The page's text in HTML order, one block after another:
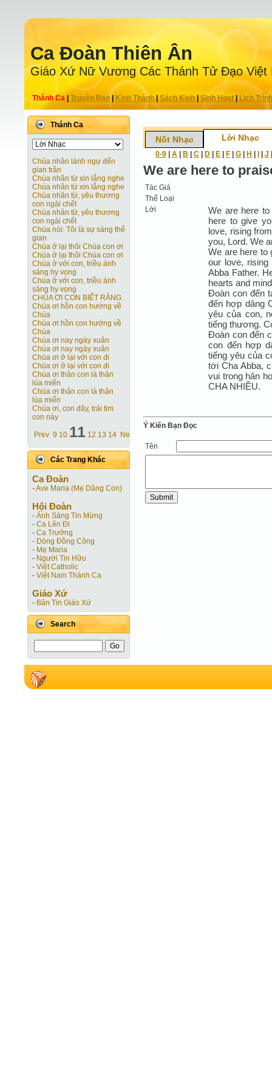
Ca Ðoàn Thiên Ân
Giáo Xứ Nữ Vương Các Thánh Tử Ðạo Việt
Thánh Ca Truyện Ðạo| Kinh Thánh Sách Kinh|Sinh Hoạt| Lịch Trình
Thánh Ca
Chúa nhân lành ngự đến
gian trần
Chúa nhân từ xin lắng nghe
Chúa nhân từ xin lắng nghe
Chúa nhân từ, yêu thương
con ngài chết
Chúa nhân từ, yêu thương
con ngài chết
Chúa nói: Tôi là sự sáng thế
gian
Chúa ở lại thôi Chúa con ơi
Chúa ở lại thôi Chúa con ơi
Chúa ở với con, triều ánh
sáng hy vọng
Chúa ở với con, triều ánh
sáng hy vọng
CHÚA ƠI CON BIẾT RẰNG
Chúa ơi hồn con hướng về
Chúa
Chúa ơi hồn con hướng về
Chúa
Chúa ơi nay ngày xuân
Chúa ơi nay ngày xuân
Chúa ơi ở lại với con đi
Chúa ơi ở lại với con đi
Chúa ơi thân con là thân
lúa miến
Chúa ơi thân con là thân
lúa miến
Chúa ơi, con đây, trái tim
con này
Prev 9 10 11 12 13 14 Next
Các Trang Khác
Ca Ðoàn
-Ave Maria (Mẹ Dâng Con)
Hội Ðoàn
- Ánh Sáng Tin Mừng
- Ca Lên Đi
- Ca Trưởng
- Dòng Đồng Công
- Mẹ Maria
- Người Tin Hữu
- Việt Catholic
- Việt Nam Thánh Ca
Giáo Xứ
- Bản Tin Giáo Xứ
Search
Nốt Nhạc Lời Nhạc
0-9 A B C D E F G H J
We are here to
Tác Giả
Thể Loại
Lời
We are here
here to give
love, rising
you, Lord. We
We are here to
our love,
Abba Father.
hearts and
Đoàn con đến
đến hợp dâng
yêu của con,
tiếng thương.
Đoàn con đến
con đến hợp
tiếng yêu của
tới Cha Abba,
vui trong hân
CHA NHIỀU.
Ý Kiến Bạn Ðọc
Tên